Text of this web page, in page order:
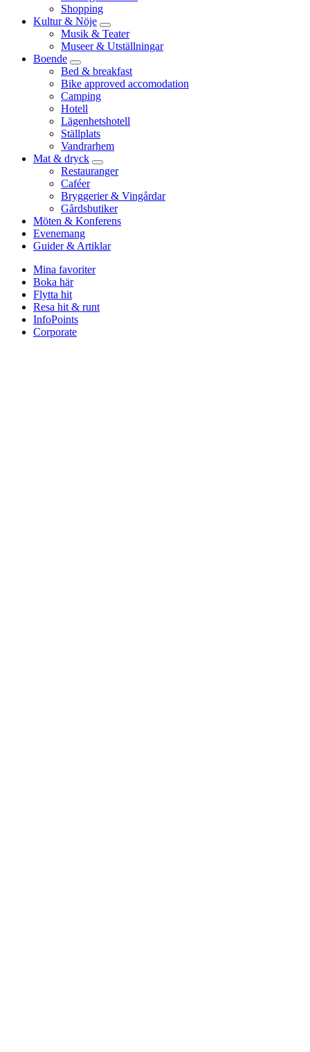
Shopping
Kultur & Nöje
Musik & Teater
Museer & Utställningar
Boende
Bed & breakfast
Bike approved accomodation
Camping
Hotell
Lägenhetshotell
Ställplats
Vandrarhem
Mat & dryck
Restauranger
Caféer
Bryggerier & Vingårdar
Gårdsbutiker
Möten & Konferens
Evenemang
Guider & Artiklar
Mina favoriter
Boka här
Flytta hit
Resa hit & runt
InfoPoints
Corporate